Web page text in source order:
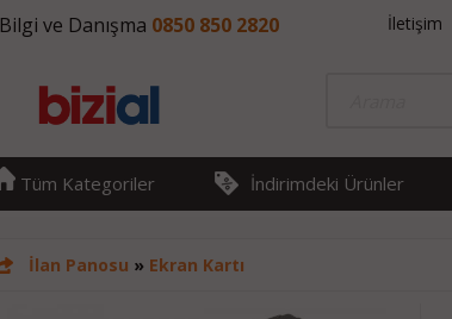
Bilgi ve Danışma 0850 850 2820 İletişim
Tüm Kategoriler İndirimdeki Ürünler
İlan Panosu » Ekran Kartı